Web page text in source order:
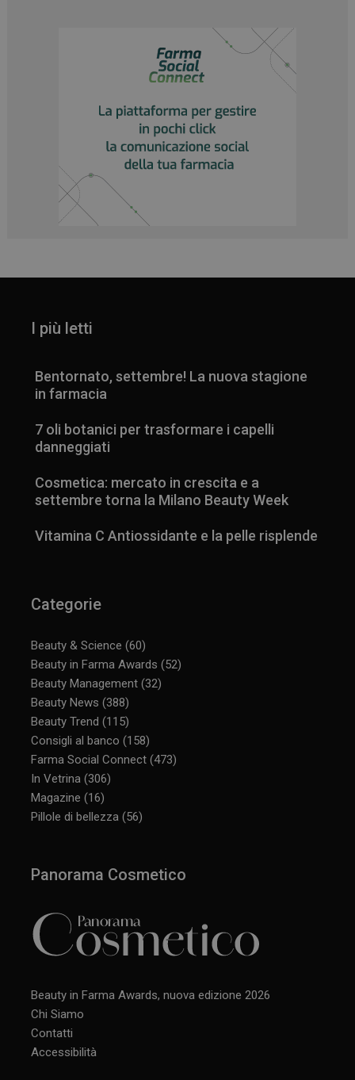
I più letti
Bentornato, settembre! La nuova stagione
in farmacia
7 oli botanici per trasformare i capelli
danneggiati
Cosmetica: mercato in crescita e a
settembre torna la Milano Beauty Week
Vitamina C Antiossidante e la pelle risplende
Categorie
Beauty & Science (60)
Beauty in Farma Awards (52)
Beauty Management (32)
Beauty News (388)
Beauty Trend (115)
Consigli al banco (158)
Farma Social Connect (473)
In Vetrina (306)
Magazine (16)
Pillole di bellezza (56)
Panorama Cosmetico
Beauty in Farma Awards, nuova edizione 2026
Chi Siamo
Contatti
Accessibilità
_ga_YJ0035S3E9
CookieScriptConsent